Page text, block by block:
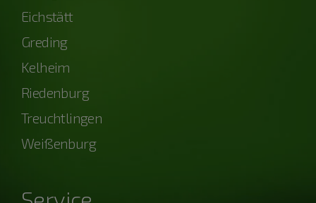
Eichstätt
Greding
Kelheim
Riedenburg
Treuchtlingen
Weißenburg